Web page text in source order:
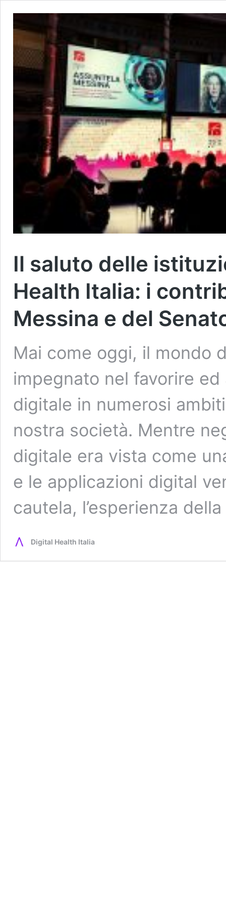
Il saluto delle
Health Italia: i
Messina e del
Mai come oggi, il mondo
impegnato nel favorire
digitale in numerosi
nostra società. Mentre
digitale era vista come
e le applicazioni digital
cautela, l’esperienza
Digital Health Italia